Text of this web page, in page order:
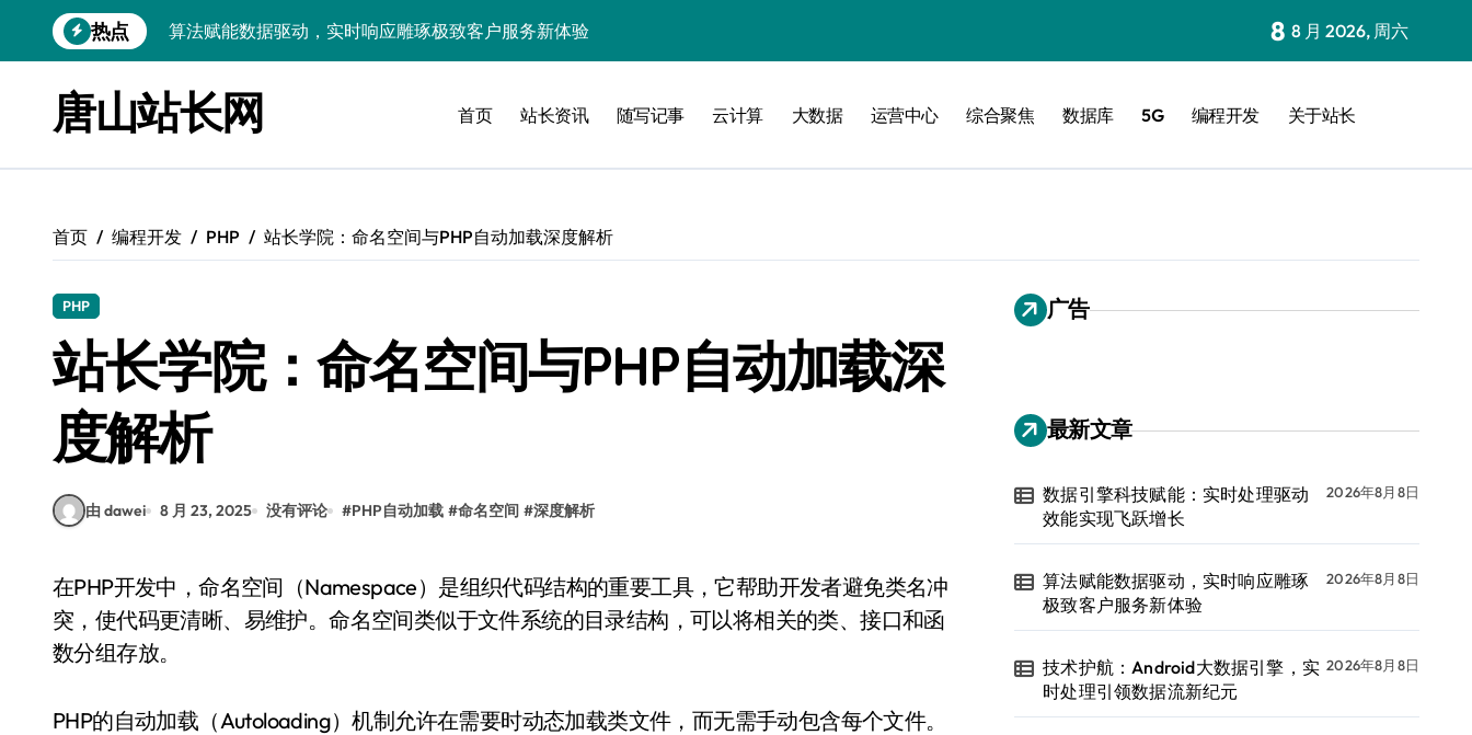
到
热点
技术护航：Android大数据引擎，实时处理引领数据流新纪元
技术破局：实时引擎赋能数据洪流，重塑大数据处理新科技
大数据架构下实时引擎优化：技术革新驱动数据处理效能跃升
大数据赋能运维：实时处理提效，精准调控信息流
Go语言赋能大数据：实时引擎构建与科技驱动的性能优化术
数据引擎科技赋能：实时处理驱动效能实现飞跃增长
8 8 月 2026, 周六
唐山站长网 首页 站长资讯 随写记事 云计算 大数据 运营中心 综合聚焦 数据库 5G 编程开发 关于站长
首页 编程开发 PHP 站长学院：命名空间与PHP自动加载深度解析
PHP
站长学院：命名空间与PHP自动加载深
度解析
由 dawei 8 月 23, 2025 没有评论 #PHP自动加载 #命名空间 #深度解析
在PHP开发中，命名空间（Namespace）是组织代码结构的重要工具，它帮助开发者避免类名冲
突，使代码更清晰、易维护。命名空间类似于文件系统的目录结构，可以将相关的类、接口和函
数分组存放。
PHP的自动加载（Autoloading）机制允许在需要时动态加载类文件，而无需手动包含每个文件。
广告
最新文章
数据引擎科技赋能：实时处理驱动
效能实现飞跃增长
2026年8月8日
算法赋能数据驱动，实时响应雕琢
极致客户服务新体验
2026年8月8日
技术护航：Android大数据引擎，实
时处理引领数据流新纪元
2026年8月8日